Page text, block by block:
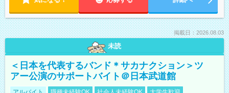
掲載日：2026.08.03
未読
＜日本を代表するバンド＊サカナクション＞ツ
アー公演のサポートバイト＠日本武道館